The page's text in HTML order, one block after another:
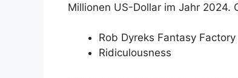
Millionen US-Dollar im Jahr
Rob Dyreks Fantasy Factory
Ridiculousness